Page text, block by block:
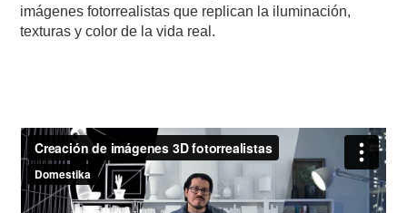
imágenes fotorrealistas que replican la iluminación,
texturas y color de la vida real.